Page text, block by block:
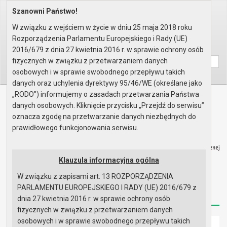
Home Organy Rada Miejska
Posiedzenie z 30 kwietnia 2026..
Wyszukaj na stronie:
AAA
Biuletyn Informacji Publicznej
Urząd Miasta i Gminy w Gryfinie
Strona główna Mapa serwisu Aktualności
Redakcja Instrukcja korzystania Dostępność
Strona główna
Szanowni Państwo!
W związku z wejściem w życie w dniu 25 maja 2018 roku
Rozporządzenia Parlamentu Europejskiego i Rady (UE)
2016/679 z dnia 27 kwietnia 2016 r. w sprawie ochrony osób
fizycznych w związku z przetwarzaniem danych
osobowych i w sprawie swobodnego przepływu takich
danych oraz uchylenia dyrektywy 95/46/WE (określane jako
„RODO”) informujemy o zasadach przetwarzania Państwa
danych osobowych. Kliknięcie przycisku „Przejdź do serwisu”
oznacza zgodę na przetwarzanie danych niezbędnych do
prawidłowego funkcjonowania serwisu.
Klauzula informacyjna ogólna
W związku z zapisami art. 13 ROZPORZĄDZENIA
PARLAMENTU EUROPEJSKIEGO I RADY (UE) 2016/679 z
dnia 27 kwietnia 2016 r. w sprawie ochrony osób
fizycznych w związku z przetwarzaniem danych
osobowych i w sprawie swobodnego przepływu takich